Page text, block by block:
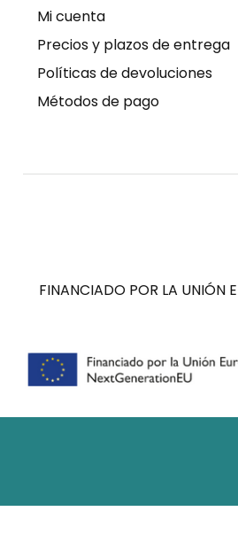
Mi cuenta
Precios y plazos de entrega
Políticas de devoluciones
Métodos de pago
FINANCIADO POR LA UNIÓN